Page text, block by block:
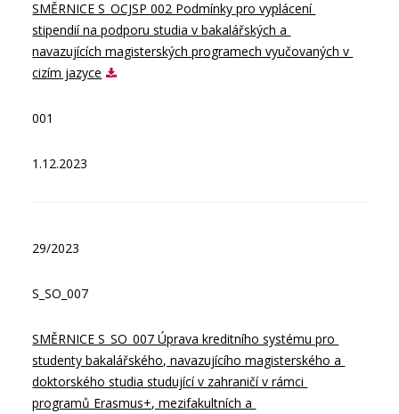
SMĚRNICE S_OCJSP 002 Podmínky pro vyplácení
stipendií na podporu studia v bakalářských a
navazujících magisterských programech vyučovaných v
cizím jazyce
001
1.12.2023
29/2023
S_SO_007
SMĚRNICE S_SO_007 Úprava kreditního systému pro
studenty bakalářského, navazujícího magisterského a
doktorského studia studující v zahraničí v rámci
programů Erasmus+, mezifakultních a